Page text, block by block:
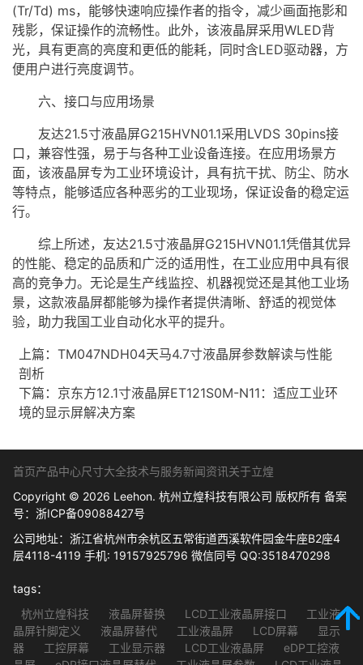
(Tr/Td) ms，能够快速响应操作者的指令，减少画面拖影和
残影，保证操作的流畅性。此外，该液晶屏采用WLED背
光，具有更高的亮度和更低的能耗，同时含LED驱动器，方
便用户进行亮度调节。
六、接口与应用场景
友达21.5寸液晶屏G215HVN01.1采用LVDS 30pins接
口，兼容性强，易于与各种工业设备连接。在应用场景方
面，该液晶屏专为工业环境设计，具有抗干扰、防尘、防水
等特点，能够适应各种恶劣的工业现场，保证设备的稳定运
行。
综上所述，友达21.5寸液晶屏G215HVN01.1凭借其优异
的性能、稳定的品质和广泛的适用性，在工业应用中具有很
高的竞争力。无论是生产线监控、机器视觉还是其他工业场
景，这款液晶屏都能够为操作者提供清晰、舒适的视觉体
验，助力我国工业自动化水平的提升。
上篇： TM047NDH04天马4.7寸液晶屏参数解读与性能
剖析
下篇： 京东方12.1寸液晶屏ET121S0M-N11：适应工业环
境的显示屏解决方案
首页产品中心尺寸大全技术与服务新闻资讯关于立煌
Copyright © 2026 Leehon. 杭州立煌科技有限公司 版权所有 备案
号： 浙ICP备09088427号
公司地址：浙江省杭州市余杭区五常街道西溪软件园金牛座B2座4
层4118-4119 手机: 19157925796 微信同号 QQ:3518470298
tags：
杭州立煌科技
液晶屏替换 LCD工业液晶屏接口
工业液
晶屏针脚定义
液晶屏替代 工业液晶屏 LCD屏幕
显示
器
工控屏幕 工业显示器 LCD工业液晶屏
eDP工控液